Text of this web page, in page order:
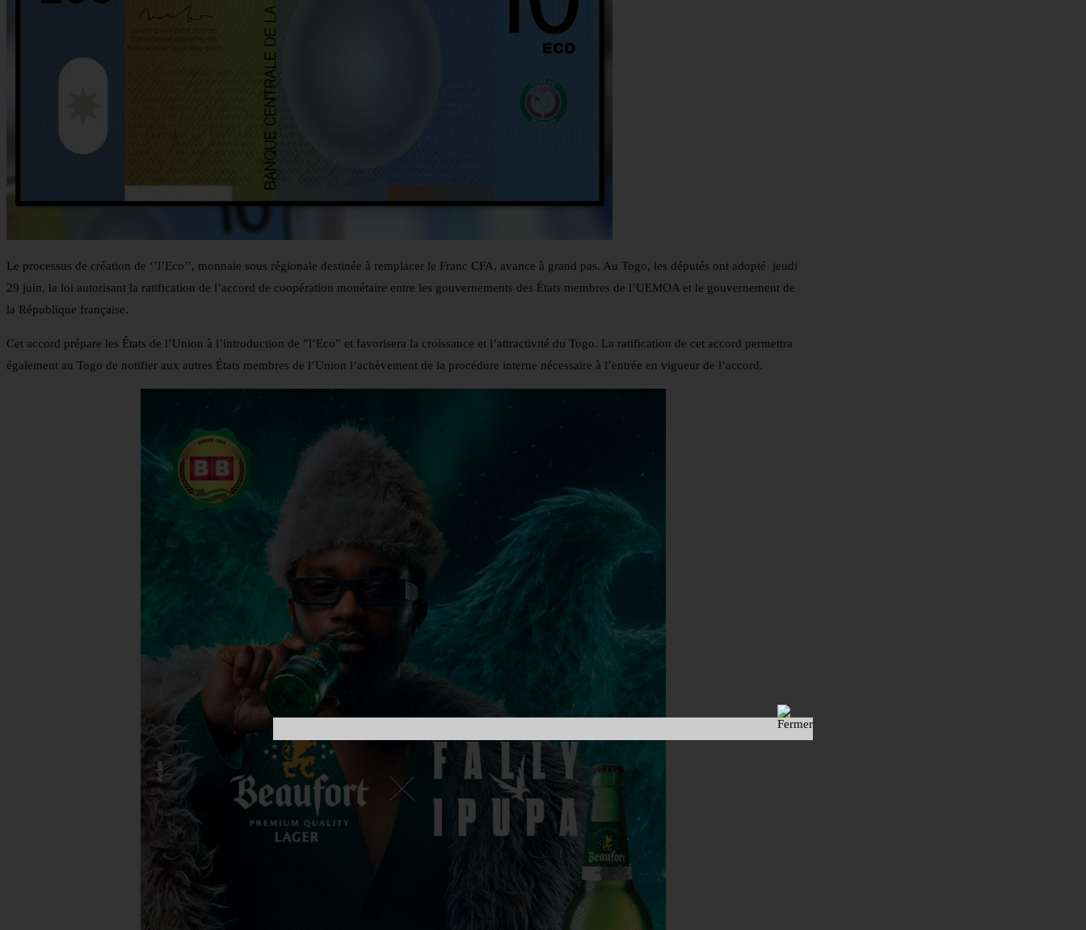
Le processus de création de ‘’l’Eco’’, monnaie sous régionale destinée à remplacer le Franc CFA, avance à grand pas. Au Togo, les députés ont adopté jeudi
29 juin, la loi autorisant la ratification de l’accord de coopération monétaire entre les gouvernements des États membres de l’UEMOA et le gouvernement de
la République française.
Cet accord prépare les États de l’Union à l’introduction de ”l’Eco” et favorisera la croissance et l’attractivité du Togo. La ratification de cet accord permettra
également au Togo de notifier aux autres États membres de l’Union l’achèvement de la procédure interne nécessaire à l’entrée en vigueur de l’accord.